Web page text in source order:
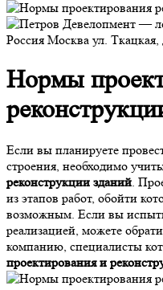
Россия Москва ул.
Нормы
Если вы планируете
строения, необходимо
реконструкции зданий.
из этапов работ, обойти
возможным. Если вы
реализацией, можете
компанию, специалисты
проектирования и